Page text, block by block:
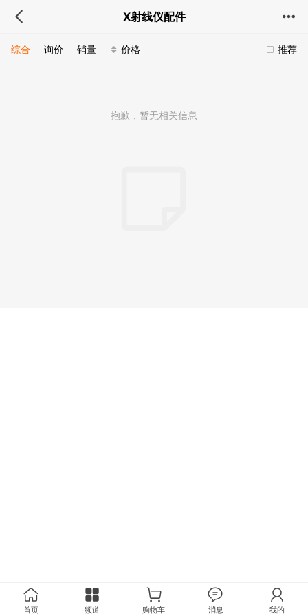
X射线仪配件
推荐
综合 询价 销量 价格
抱歉，暂无相关信息
首页 频道 购物车 消息 我的